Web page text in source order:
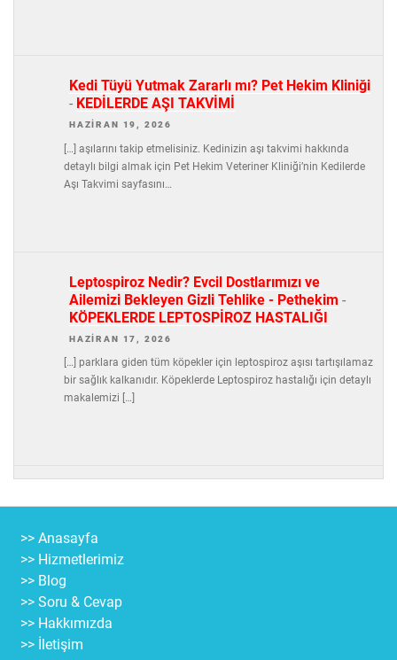
Kedi Tüyü Yutmak Zararlı mı? Pet Hekim Kliniği
- KEDİLERDE AŞI TAKVİMİ
HAZIRAN 19, 2026
[…] aşılarını takip etmelisiniz. Kedinizin aşı takvimi hakkında
detaylı bilgi almak için Pet Hekim Veteriner Kliniği’nin Kedilerde
Aşı Takvimi sayfasını…
Leptospiroz Nedir? Evcil Dostlarımızı ve
Ailemizi Bekleyen Gizli Tehlike - Pethekim -
KÖPEKLERDE LEPTOSPİROZ HASTALIĞI
HAZIRAN 17, 2026
[…] parklara giden tüm köpekler için leptospiroz aşısı tartışılamaz
bir sağlık kalkanıdır. Köpeklerde Leptospiroz hastalığı için detaylı
makalemizi […]
>> Anasayfa
>> Hizmetlerimiz
>> Blog
>> Soru & Cevap
>> Hakkımızda
>> İletişim